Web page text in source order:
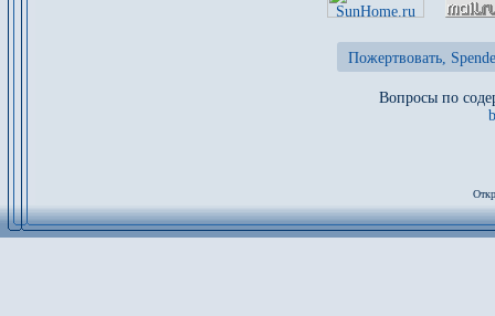
Пожертвовать,
Вопросы по